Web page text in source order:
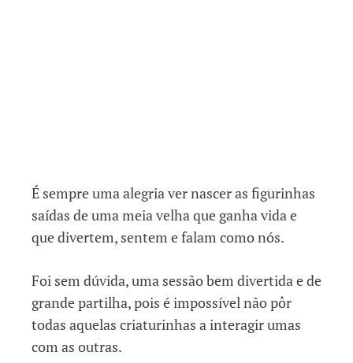
É sempre uma alegria ver nascer as figurinhas
saídas de uma meia velha que ganha vida e
que divertem, sentem e falam como nós.
Foi sem dúvida, uma sessão bem divertida e de
grande partilha, pois é impossível não pôr
todas aquelas criaturinhas a interagir umas
com as outras.